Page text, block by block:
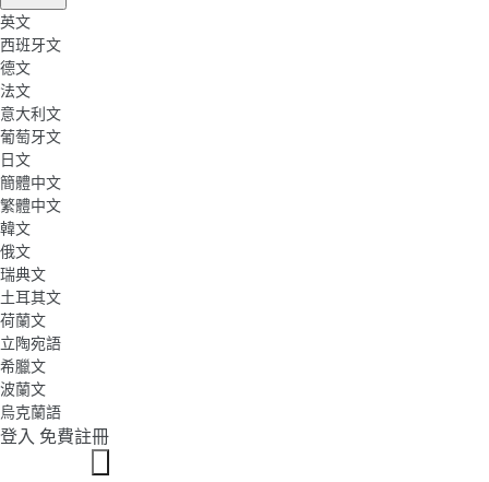
英文
西班牙文
德文
法文
意大利文
葡萄牙文
日文
簡體中文
繁體中文
韓文
俄文
瑞典文
土耳其文
荷蘭文
立陶宛語
希臘文
波蘭文
烏克蘭語
登入 免費註冊